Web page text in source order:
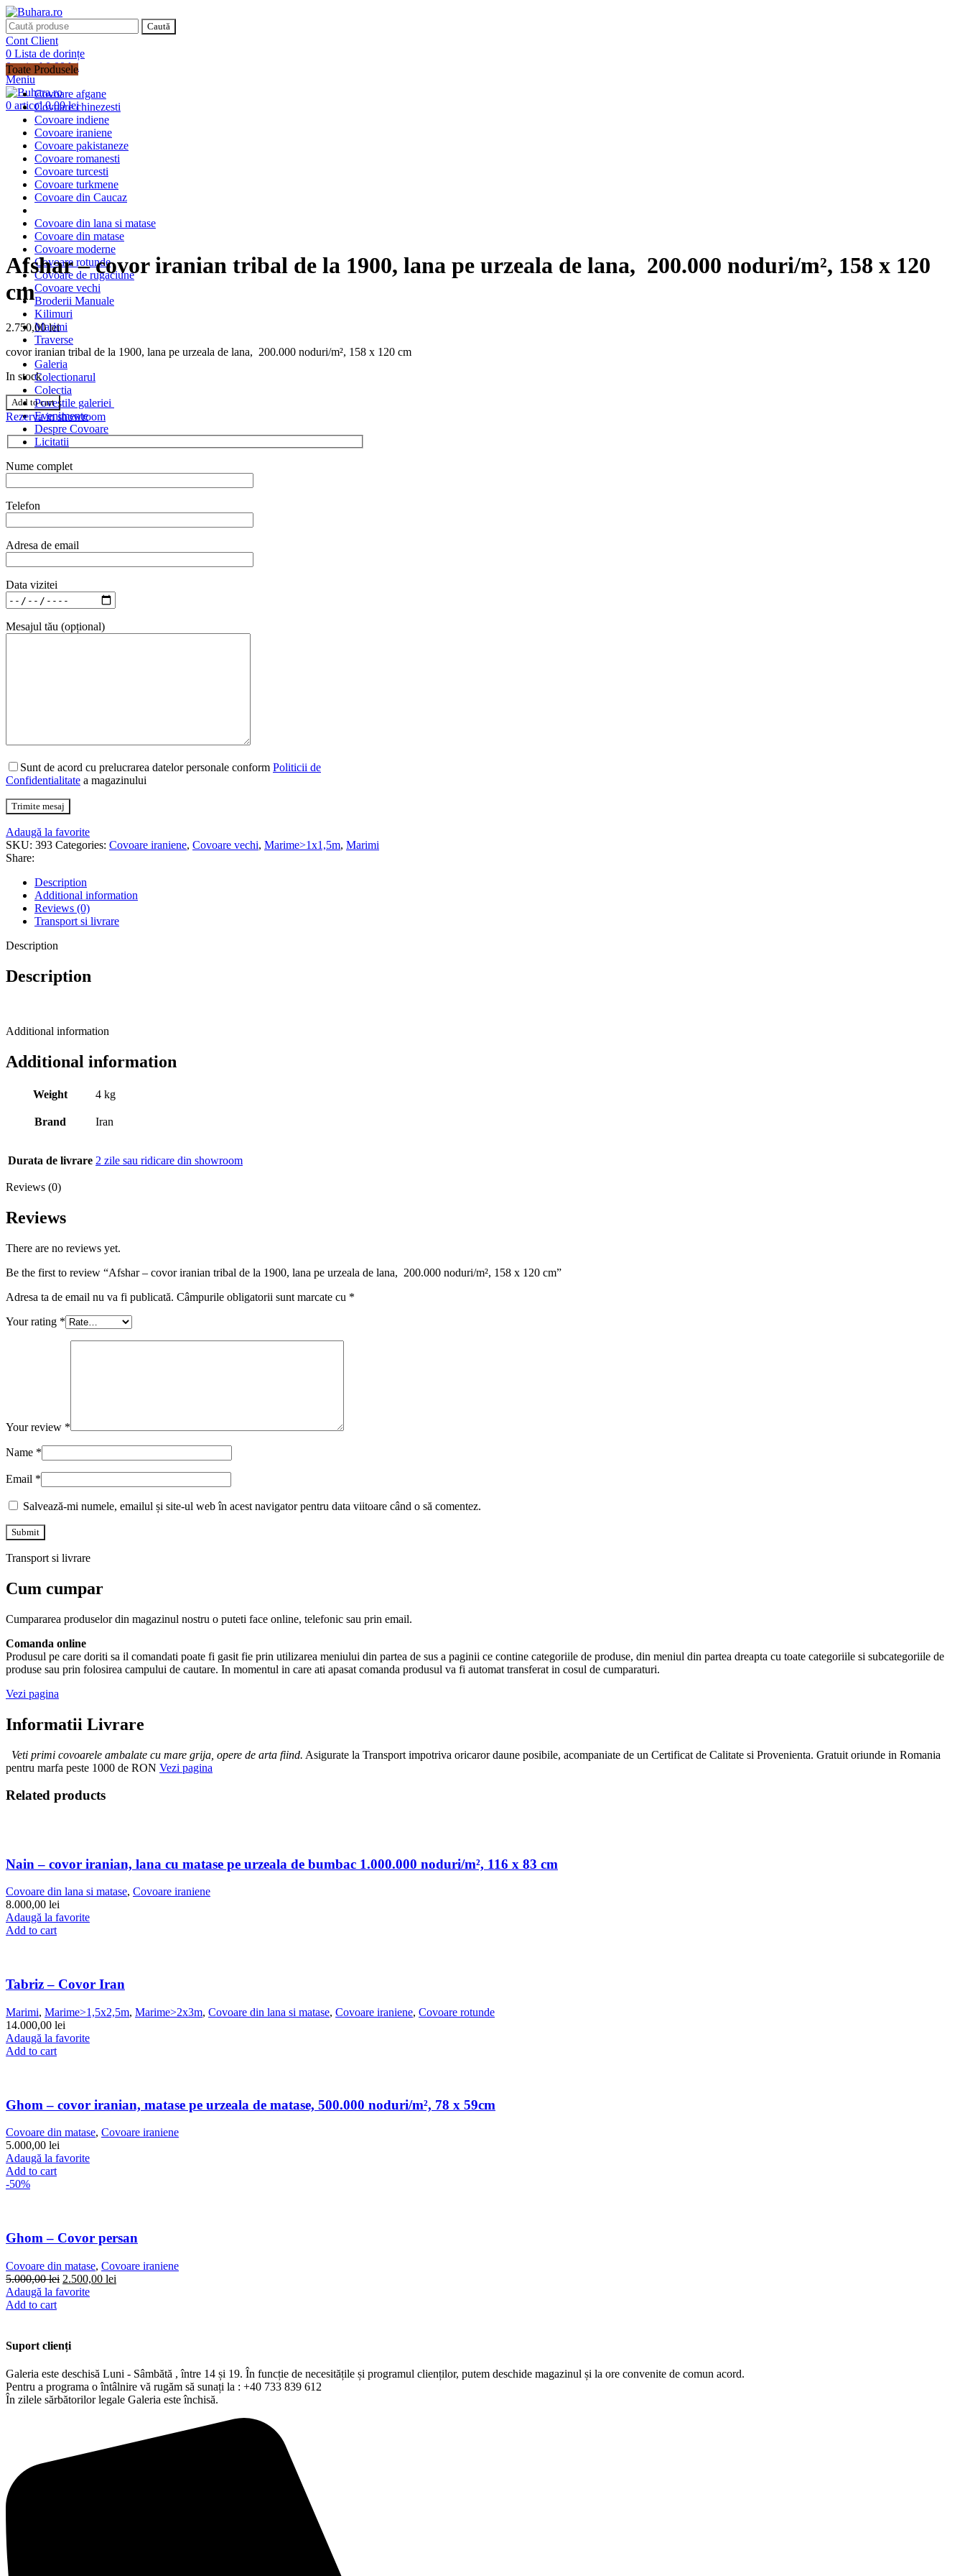
Caută
Cont Client
0 Lista de dorințe
0articol 0,00lei
Meniu
0 articol 0,00lei
Toate Produsele
Covoare afgane
Covoare chinezesti
Covoare indiene
Covoare iraniene
Covoare pakistaneze
Covoare romanesti
Covoare turcesti
Covoare turkmene
Covoare din Caucaz
Covoare din lana si matase
Covoare din matase
Covoare moderne
Covoare rotunde
Covoare de rugaciune
Covoare vechi
Broderii Manuale
Kilimuri
Marimi
Traverse
Galeria
Colectionarul
Colectia
Povestile galeriei
Evenimente
Despre Covoare
Licitatii
Afshar – covor iranian tribal de la 1900, lana pe urzeala de lana, 200.000 noduri/m², 158 x 120
cm
2.750,00lei
covor iranian tribal de la 1900, lana pe urzeala de lana, 200.000 noduri/m², 158 x 120 cm
In stock
Afshar
-
covor
iranian
tribal
de
la
1900,
lana
pe
urzeala
de
lana,
200.000
noduri/m²,
158
x
120
cm
Add to cart
Rezerva in showroom
Nume complet
Telefon
Adresa de email
Data vizitei
Mesajul tău (opțional)
Sunt de acord cu prelucrarea datelor personale conform Politicii de
Confidentialitate a magazinului
Adaugă la favorite
SKU: 393 Categories: Covoare iraniene, Covoare vechi, Marime>1x1,5m, Marimi
Share:
Description
Additional information
Reviews (0)
Transport si livrare
Description
Description
Additional information
Additional information
Weight 4 kg
Brand Iran
Durata de livrare 2 zile sau ridicare din showroom
Reviews (0)
Reviews
There are no reviews yet.
Be the first to review “Afshar – covor iranian tribal de la 1900, lana pe urzeala de lana, 200.000 noduri/m², 158 x 120 cm”
Adresa ta de email nu va fi publicată. Câmpurile obligatorii sunt marcate cu *
Your rating *
Your review *
Name *
Email *
Salvează-mi numele, emailul și site-ul web în acest navigator pentru data viitoare când o să comentez.
Transport si livrare
Cum cumpar
Cumpararea produselor din magazinul nostru o puteti face online, telefonic sau prin email.
Comanda online
Produsul pe care doriti sa il comandati poate fi gasit fie prin utilizarea meniului din partea de sus a paginii ce contine categoriile de produse, din meniul din partea dreapta cu toate categoriile si subcategoriile de
produse sau prin folosirea campului de cautare. In momentul in care ati apasat comanda produsul va fi automat transferat in cosul de cumparaturi.
Vezi pagina
Informatii Livrare
Veti primi covoarele ambalate cu mare grija, opere de arta fiind. Asigurate la Transport impotriva oricaror daune posibile, acompaniate de un Certificat de Calitate si Provenienta. Gratuit oriunde in Romania
pentru marfa peste 1000 de RON Vezi pagina
Related products
Nain – covor iranian, lana cu matase pe urzeala de bumbac 1.000.000 noduri/m², 116 x 83 cm
Covoare din lana si matase, Covoare iraniene
8.000,00 lei
Adaugă la favorite
Add to cart
Tabriz – Covor Iran
Marimi, Marime>1,5x2,5m, Marime>2x3m, Covoare din lana si matase, Covoare iraniene, Covoare rotunde
14.000,00 lei
Adaugă la favorite
Add to cart
Ghom – covor iranian, matase pe urzeala de matase, 500.000 noduri/m², 78 x 59cm
Covoare din matase, Covoare iraniene
5.000,00 lei
Adaugă la favorite
Add to cart
-50%
Ghom – Covor persan
Covoare din matase, Covoare iraniene
5.000,00lei 2.500,00 lei
Adaugă la favorite
Add to cart
Suport clienți
Galeria este deschisă Luni - Sâmbătă , între 14 și 19. În funcție de necesitățile și programul clienților, putem deschide magazinul și la ore convenite de comun acord.
Pentru a programa o întâlnire vă rugăm să sunați la : +40 733 839 612
În zilele sărbătorilor legale Galeria este închisă.